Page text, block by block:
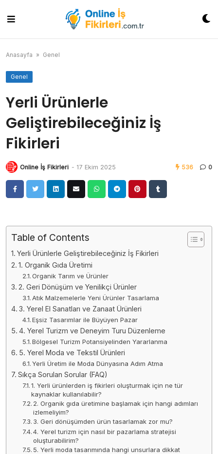
content
Anasayfa » Genel
Genel
Yerli Ürünlerle
Geliştirebileceğiniz İş
Fikirleri
Online İş Fikirleri - 17 Ekim 2025 536 0
Table of Contents
Yerli Ürünlerle Geliştirebileceğiniz İş Fikirleri
1. Organik Gıda Üretimi
Organik Tarım ve Ürünler
2. Geri Dönüşüm ve Yenilikçi Ürünler
Atık Malzemelerle Yeni Ürünler Tasarlama
3. Yerel El Sanatları ve Zanaat Ürünleri
Eşsiz Tasarımlar ile Büyüyen Pazar
4. Yerel Turizm ve Deneyim Turu Düzenleme
Bölgesel Turizm Potansiyelinden Yararlanma
5. Yerel Moda ve Tekstil Ürünleri
Yerli Üretim ile Moda Dünyasına Adım Atma
Sıkça Sorulan Sorular (FAQ)
1. Yerli ürünlerden iş fikirleri oluşturmak için ne tür
kaynaklar kullanılabilir?
2. Organik gıda üretimine başlamak için hangi adımları
izlemeliyim?
3. Geri dönüşümden ürün tasarlamak zor mu?
4. Yerel turizm için nasıl bir pazarlama stratejisi
oluşturabilirim?
5. Yerli moda tasarımında hangi unsurlara dikkat